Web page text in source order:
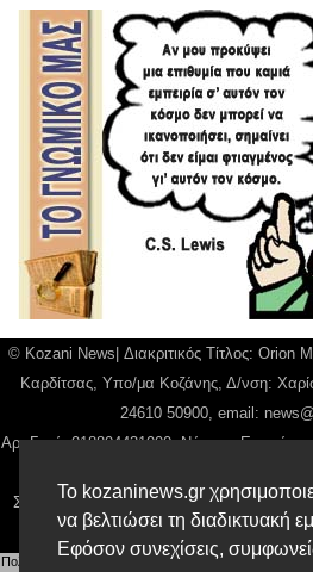
Το kozaninews.gr
να βελτιώσει τη διαδικτυακή
Εφόσον συνεχίσεις,
© Kozani News| Διακριτικός Τίτλος:
Καρδίτσας, Υπο/μα Κοζάνης, Δ/νση:
24610 50900, email:
Αρ. Γεμή: 018804431000, Νόμιμος
Παναγιώτης Φιλίππου, Διευθύντρια:
Σύνταξης: Μπαλαμπάνη Βασιλική.
Φιλίππου
Πολιτική απορρήτου Αίτηση Διαχείρισης